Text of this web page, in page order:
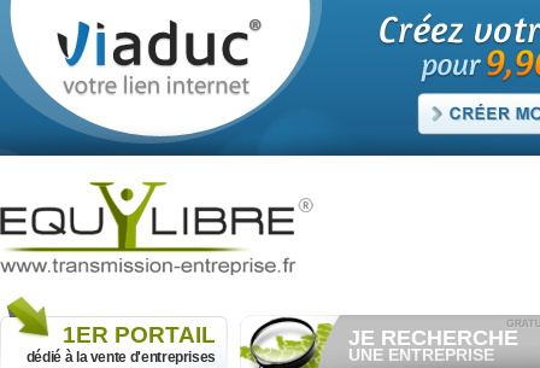
1ER PORTAIL
dédié à la vente d'entreprises
JE RECHERCHE
UNE ENTREPRISE